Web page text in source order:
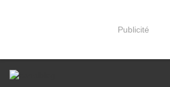
Publicité